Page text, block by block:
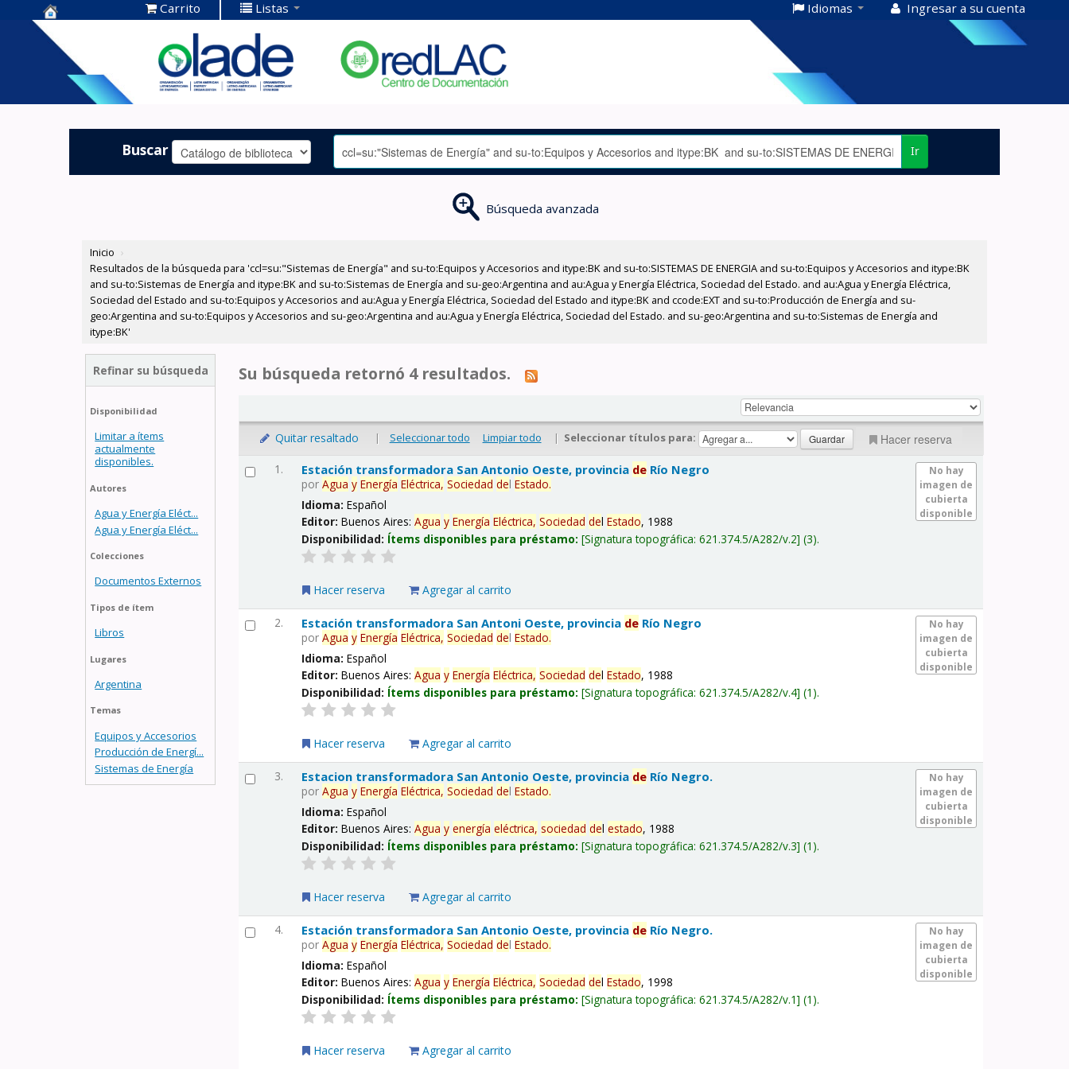
Centro de
Documentación
OLADE -
Carrito Listas Idiomas Ingresar a su cuenta
Buscar Ir
Búsqueda avanzada
Inicio ›
Resultados de la búsqueda para 'ccl=su:"Sistemas de Energía" and su-to:Equipos y Accesorios and itype:BK and su-to:SISTEMAS DE ENERGIA and su-to:Equipos y Accesorios and itype:BK
and su-to:Sistemas de Energía and itype:BK and su-to:Sistemas de Energía and su-geo:Argentina and au:Agua y Energía Eléctrica, Sociedad del Estado. and au:Agua y Energía Eléctrica,
Sociedad del Estado and su-to:Equipos y Accesorios and au:Agua y Energía Eléctrica, Sociedad del Estado and itype:BK and ccode:EXT and su-to:Producción de Energía and su-
geo:Argentina and su-to:Equipos y Accesorios and su-geo:Argentina and au:Agua y Energía Eléctrica, Sociedad del Estado. and su-geo:Argentina and su-to:Sistemas de Energía and
itype:BK'
Refinar su búsqueda
Disponibilidad
Limitar a ítems
actualmente
disponibles.
Autores
Agua y Energía Eléct...
Agua y Energía Eléct...
Colecciones
Documentos Externos
Tipos de ítem
Libros
Lugares
Argentina
Temas
Equipos y Accesorios
Producción de Energí...
Sistemas de Energía
Su búsqueda retornó 4 resultados.
Quitar resaltado | Seleccionar todo Limpiar todo | Seleccionar títulos para: Hacer reserva
1.
No hay
imagen de
cubierta
disponible
Estación transformadora San Antonio Oeste, provincia de Río Negro
porAgua y Energía Eléctrica, Sociedad delEstado.
Idioma:Español
Editor:Buenos Aires:Agua y Energía Eléctrica, Sociedad delEstado, 1988
Disponibilidad: Ítems disponibles para préstamo: Signatura topográfica:621.374.5/A282/v.2 (3).
Hacer reserva Agregar al carrito
2.
No hay
imagen de
cubierta
disponible
Estación transformadora San Antoni Oeste, provincia de Río Negro
porAgua y Energía Eléctrica, Sociedad delEstado.
Idioma:Español
Editor:Buenos Aires:Agua y Energía Eléctrica, Sociedad delEstado, 1988
Disponibilidad: Ítems disponibles para préstamo: Signatura topográfica:621.374.5/A282/v.4 (1).
Hacer reserva Agregar al carrito
3.
No hay
imagen de
cubierta
disponible
Estacion transformadora San Antonio Oeste, provincia de Río Negro.
porAgua y Energía Eléctrica, Sociedad delEstado.
Idioma:Español
Editor:Buenos Aires:Agua y energía eléctrica, sociedad delestado, 1988
Disponibilidad: Ítems disponibles para préstamo: Signatura topográfica:621.374.5/A282/v.3 (1).
Hacer reserva Agregar al carrito
4.
No hay
imagen de
cubierta
disponible
Estación transformadora San Antonio Oeste, provincia de Río Negro.
porAgua y Energía Eléctrica, Sociedad delEstado.
Idioma:Español
Editor:Buenos Aires:Agua y Energía Eléctrica, Sociedad delEstado, 1998
Disponibilidad: Ítems disponibles para préstamo: Signatura topográfica:621.374.5/A282/v.1 (1).
Hacer reserva Agregar al carrito